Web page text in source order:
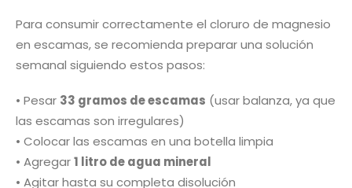
Para consumir correctamente el cloruro de magnesio
en escamas, se recomienda preparar una solución
semanal siguiendo estos pasos:
• Pesar 33 gramos de escamas (usar balanza, ya que
las escamas son irregulares)
• Colocar las escamas en una botella limpia
• Agregar1 litro de agua mineral
• Agitar hasta su completa disolución